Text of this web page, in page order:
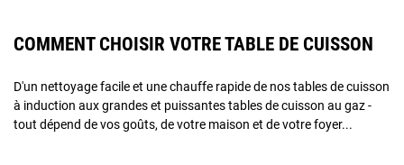
COMMENT CHOISIR VOTRE TABLE DE CUISSON
D'un nettoyage facile et une chauffe rapide de nos tables de cuisson
à induction aux grandes et puissantes tables de cuisson au gaz -
tout dépend de vos goûts, de votre maison et de votre foyer...